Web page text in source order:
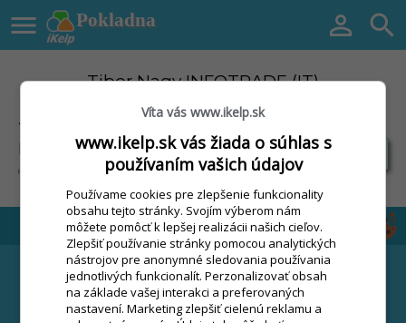
Pokladna
  
Tibor Nagy INFOTRADE (IT)
Tibor Nagy
INFOTRADE (IT)
email: infotrade(at)stonline.sk
Dunajská Streda
RIEŠENIA
Maloobchod / Retail
Gastro prevádzky
CENNÍK
Podmienky používania
Prenájom pokladní
Víta vás www.ikelp.sk
www.ikelp.sk vás žiada o súhlas s
používaním vašich údajov
Používame cookies pre zlepšenie funkcionality
obsahu tejto stránky. Svojím výberom nám
môžete pomôcť k lepšej realizácii našich cieľov.
Zlepšiť používanie stránky pomocou analytických
nástrojov pre anonymné sledovania používania
jednotlivých funkcionalít. Perzonalizovať obsah
na základe vašej interakci a preferovaných
nastavení. Marketing zlepšiť cielenú reklamu a